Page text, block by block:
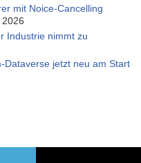
mit Noice-Cancelling
Industrie nimmt zu
Dataverse jetzt neu am Start